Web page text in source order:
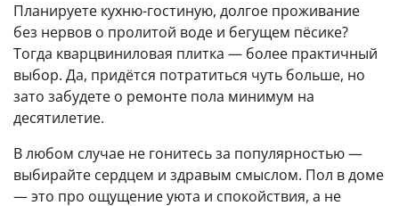
Планируете кухню-гостиную, долгое проживание
без нервов о пролитой воде и бегущем пёсике?
Тогда кварцвиниловая плитка — более практичный
выбор. Да, придётся потратиться чуть больше, но
зато забудете о ремонте пола минимум на
десятилетие.
В любом случае не гонитесь за популярностью —
выбирайте сердцем и здравым смыслом. Пол в доме
— это про ощущение уюта и спокойствия, а не